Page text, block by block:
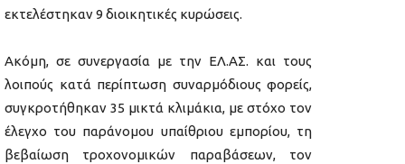
εκτελέστηκαν 9 διοικητικές κυρώσεις.
Ακόμη, σε συνεργασία με την ΕΛ.ΑΣ. και τους
λοιπούς κατά περίπτωση συναρμόδιους φορείς,
συγκροτήθηκαν 35 μικτά κλιμάκια, με στόχο τον
έλεγχο του παράνομου υπαίθριου εμπορίου, τη
βεβαίωση τροχονομικών παραβάσεων, τον